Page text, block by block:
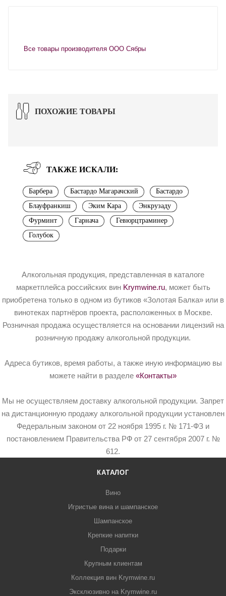
Все товары производителя ООО Сябры
ПОХОЖИЕ ТОВАРЫ
ТАКЖЕ ИСКАЛИ:
Барбера Бастардо Магарачский
Бастардо
Блауфранкиш
Эким Кара
Энкрузаду
Фурминт
Гарнача
Гевюрцтраминер
Голубок
Алкогольная продукция, представленная в каталоге
маркетплейса российских вин Krymwine.ru, может быть
приобретена только в одном из бутиков «Золотая Балка» или в
винотеках партнёров проекта, расположенных в Москве.
Розничная продажа осуществляется на основании лицензий на
розничную продажу алкогольной продукции.
Адреса бутиков, время работы, а также иную информацию вы
можете найти в разделе «Контакты»
Мы не осуществляем доставку алкогольной продукции. Запрет
на дистанционную продажу алкогольной продукции установлен
Федеральным законом от 22 ноября 1995 г. № 171-ФЗ и
постановлением Правительства РФ от 27 сентября 2007 г. №
612.
КАТАЛОГ
Вино
Игристые вина и шампанское
Шампанское
Крепкие напитки
Подарки
Крупным клиентам
Коллекция вин Krymwine.ru
Эксклюзивно на Krymwine.ru